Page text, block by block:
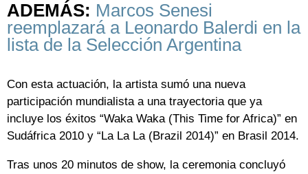
ADEMÁS: Marcos Senesi
reemplazará a Leonardo Balerdi en la
lista de la Selección Argentina
Con esta actuación, la artista sumó una nueva
participación mundialista a una trayectoria que ya
incluye los éxitos “Waka Waka (This Time for Africa)” en
Sudáfrica 2010 y “La La La (Brazil 2014)” en Brasil 2014.
Tras unos 20 minutos de show, la ceremonia concluyó